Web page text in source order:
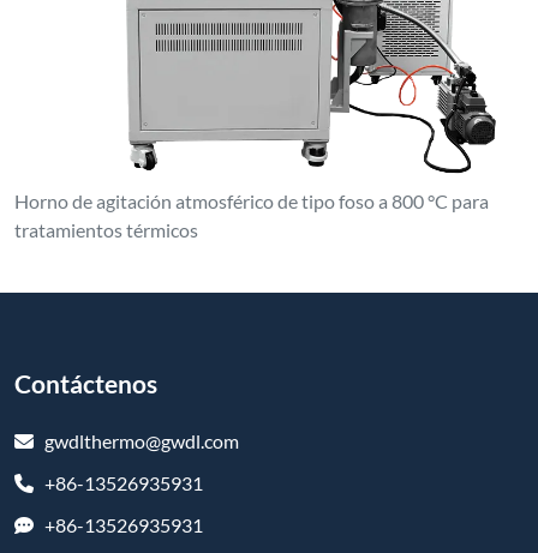
Horno de agitación atmosférico de tipo foso a 800 °C para
tratamientos térmicos
Contáctenos
gwdlthermo@gwdl.com
+86-13526935931
+86-13526935931